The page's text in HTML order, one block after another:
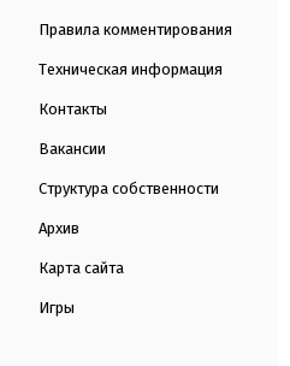
Правила комментирования
Техническая информация
Контакты
Вакансии
Структура собственности
Архив
Карта сайта
Игры